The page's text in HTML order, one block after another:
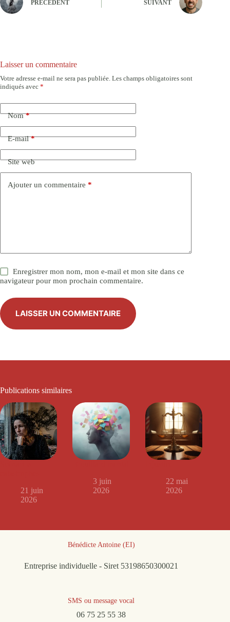
PRÉCÉDENT SUIVANT
Laisser un commentaire
Votre adresse e-mail ne sera pas publiée. Les champs obligatoires sont
indiqués avec *
Nom*
E-mail*
Site web
Ajouter un commentaire *
Enregistrer mon nom, mon e-mail et mon site dans ce
navigateur pour mon prochain commentaire.
LAISSER UN COMMENTAIRE
Publications similaires
21 juin
2026
3 juin
2026
22 mai
2026
Bénédicte Antoine (EI)
Entreprise individuelle - Siret 53198650300021
SMS ou message vocal
06 75 25 55 38